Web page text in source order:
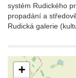
systém Rudického
propadání a
Rudická galerie
+